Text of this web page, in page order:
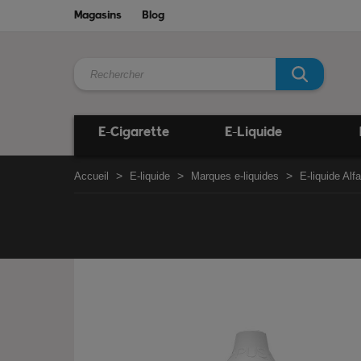
Magasins Blog
E-Cigarette E-Liquide
Accueil E-liquide Marques e-liquides E-liquide